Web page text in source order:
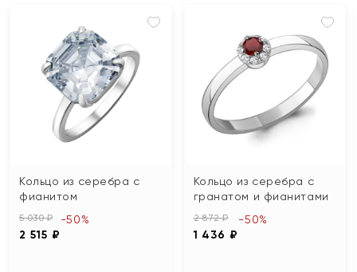
Кольцо из серебра с
фианитом
5 030 ₽
2 515 ₽
-50%
Кольцо из серебра с
гранатом и фианитами
2 872 ₽
1 436 ₽
-50%